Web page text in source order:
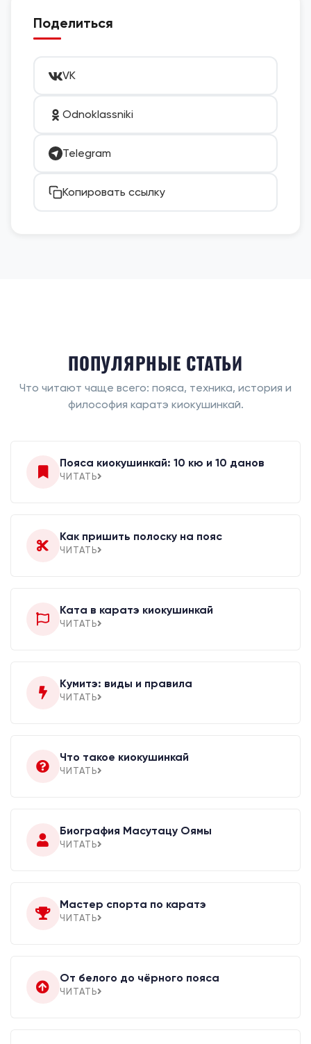
Поделиться
VK
Odnoklassniki
Telegram
Копировать ссылку
ПОПУЛЯРНЫЕ СТАТЬИ
Что читают чаще всего: пояса, техника, история и
философия каратэ киокушинкай.
Пояса киокушинкай: 10 кю и 10 данов
ЧИТАТЬ
Как пришить полоску на пояс
ЧИТАТЬ
Ката в каратэ киокушинкай
ЧИТАТЬ
Кумитэ: виды и правила
ЧИТАТЬ
Что такое киокушинкай
ЧИТАТЬ
Биография Масутацу Оямы
ЧИТАТЬ
Мастер спорта по каратэ
ЧИТАТЬ
От белого до чёрного пояса
ЧИТАТЬ